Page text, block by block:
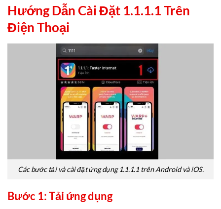
Hướng Dẫn Cài Đặt 1.1.1.1 Trên
Điện Thoại
Các bước tải và cài đặt ứng dụng 1.1.1.1 trên Android và iOS.
Bước 1: Tải ứng dụng